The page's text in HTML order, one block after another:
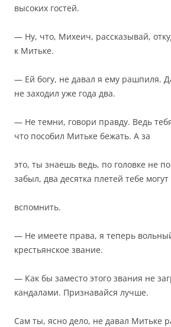
высоких гостей.
— Ну, что, Михеич, рассказывай,
к Митьке.
— Ей богу, не давал я ему рашпиля.
не заходил уже года два.
— Не темни, говори правду. Ведь
что пособил Митьке бежать. А за
это, ты знаешь ведь, по головке не
забыл, два десятка плетей тебе могут
вспомнить.
— Не имеете права, я теперь
крестьянское звание.
— Как бы заместо этого звания не
кандалами. Признавайся лучше.
Сам ты, ясно дело, не давал Митьке